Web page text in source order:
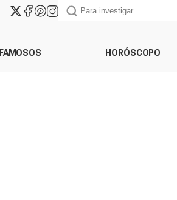
FAMOSOS HORÓSCOPO